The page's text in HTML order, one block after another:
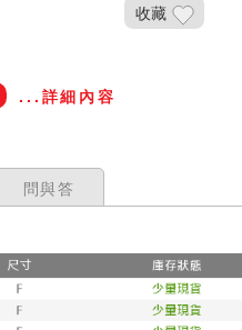
收藏
...詳細內容
問與答